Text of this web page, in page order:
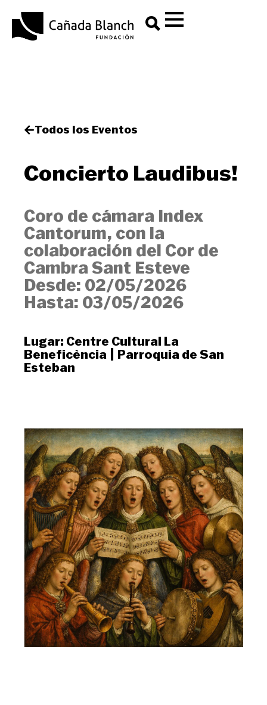
Todos los Eventos
Concierto Laudibus!
Coro de cámara Index
Cantorum, con la
colaboración del Cor de
Cambra Sant Esteve
Desde: 02/05/2026
Hasta: 03/05/2026
Lugar: Centre Cultural La
Beneficència
Parroquia de San
Esteban